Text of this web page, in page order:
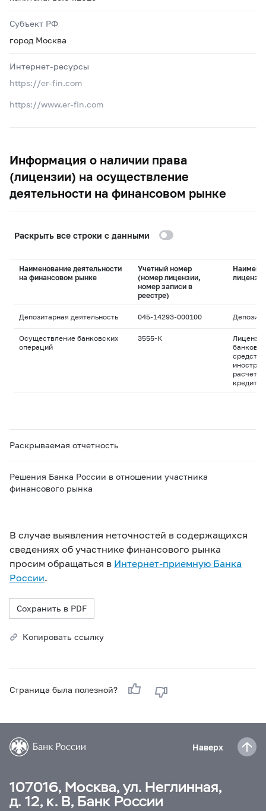
Субъект РФ
город Москва
Интернет-ресурсы
https://er-fin.com
https://www.er-fin.com
Информация о наличии права
(лицензии) на осуществление
деятельности на финансовом рынке
Раскрыть все строки с данными
Наименование деятельности
на финансовом рынке
Учетный номер
(номер лицензии,
номер записи в
реестре)
лицензии
Депозитарная деятельность 045-14293-000100
Осуществление банковских
операций
3555-К
Раскрываемая отчетность
Решения Банка России в отношении участника
финансового рынка
В случае выявления неточностей в содержащихся
сведениях об участнике финансового рынка
просим обращаться в Интернет-приемную Банка
России.
Сохранить в PDF
Копировать ссылку
Страница была полезной?
Наверх
107016, Москва, ул. Неглинная,
д. 12, к. В, Банк России